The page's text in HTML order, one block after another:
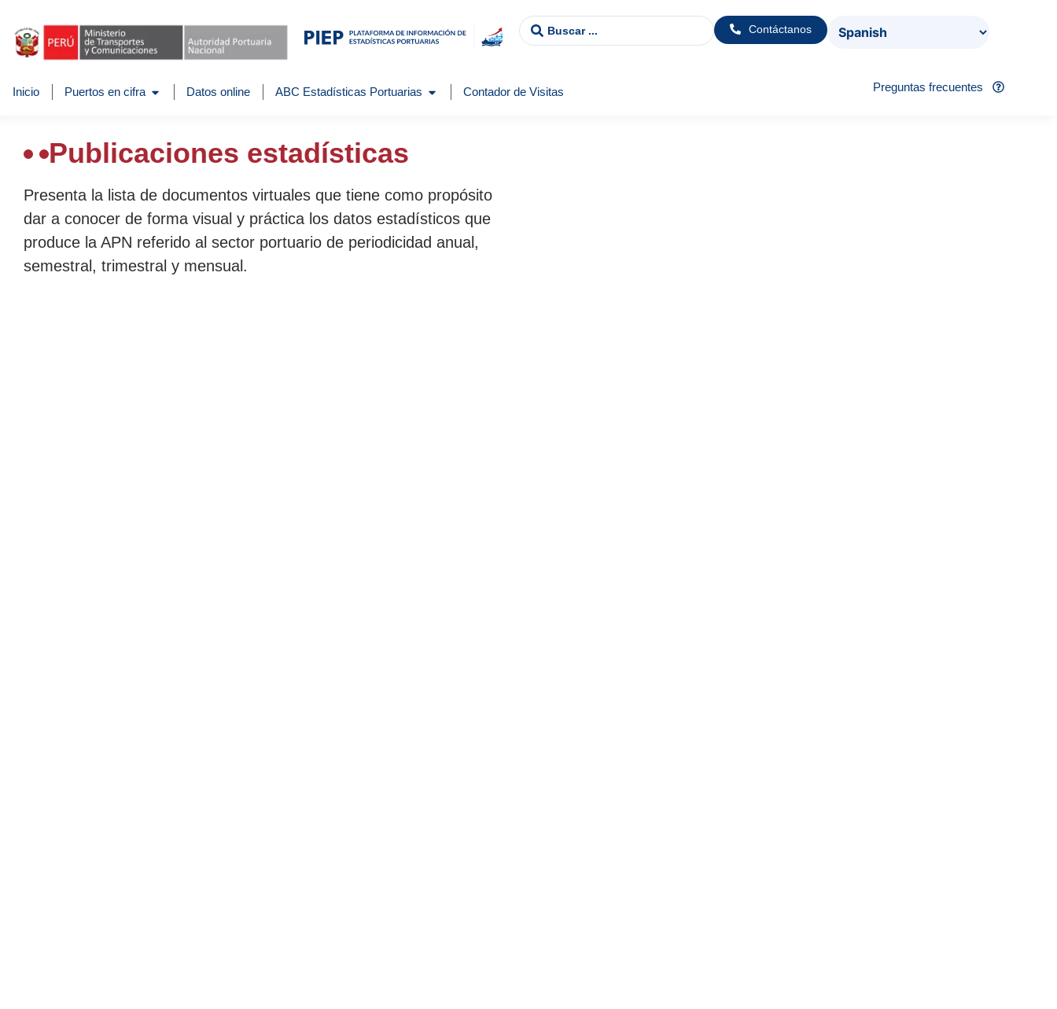
Contáctanos
Inicio Puertos en cifra Datos online ABC Estadísticas Portuarias Contador de Visitas Preguntas frecuentes
Publicaciones estadísticas
Presenta la lista de documentos virtuales que tiene como propósito
dar a conocer de forma visual y práctica los datos estadísticos que
produce la APN referido al sector portuario de periodicidad anual,
semestral, trimestral y mensual.